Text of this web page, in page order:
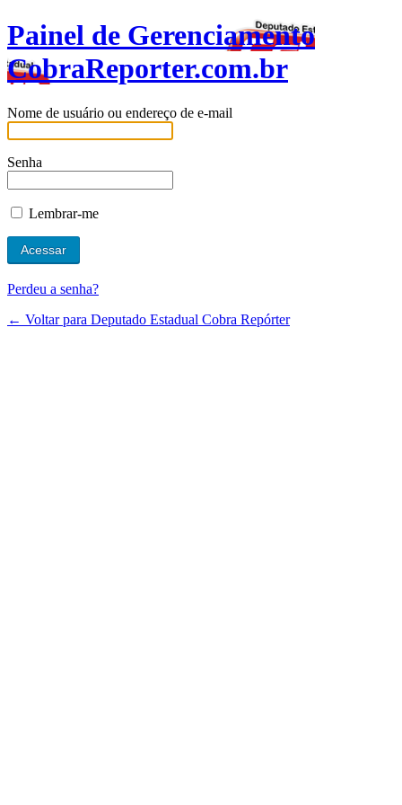
Painel de Gerenciamento
CobraReporter.com.br
Nome de usuário ou endereço de e-mail
Senha
Lembrar-me
Perdeu a senha?
← Voltar para Deputado Estadual Cobra Repórter